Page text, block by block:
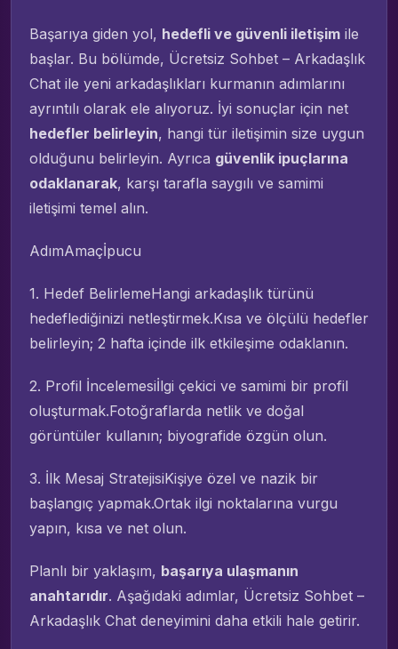
Başarıya giden yol, hedefli ve güvenli iletişim ile
başlar. Bu bölümde, Ücretsiz Sohbet – Arkadaşlık
Chat ile yeni arkadaşlıkları kurmanın adımlarını
ayrıntılı olarak ele alıyoruz. İyi sonuçlar için net
hedefler belirleyin, hangi tür iletişimin size uygun
olduğunu belirleyin. Ayrıca güvenlik ipuçlarına
odaklanarak, karşı tarafla saygılı ve samimi
iletişimi temel alın.
AdımAmaçİpucu
1. Hedef BelirlemeHangi arkadaşlık türünü
hedeflediğinizi netleştirmek.Kısa ve ölçülü hedefler
belirleyin; 2 hafta içinde ilk etkileşime odaklanın.
2. Profil İncelemesiİlgi çekici ve samimi bir profil
oluşturmak.Fotoğraflarda netlik ve doğal
görüntüler kullanın; biyografide özgün olun.
3. İlk Mesaj StratejisiKişiye özel ve nazik bir
başlangıç yapmak.Ortak ilgi noktalarına vurgu
yapın, kısa ve net olun.
Planlı bir yaklaşım, başarıya ulaşmanın
anahtarıdır. Aşağıdaki adımlar, Ücretsiz Sohbet –
Arkadaşlık Chat deneyimini daha etkili hale getirir.